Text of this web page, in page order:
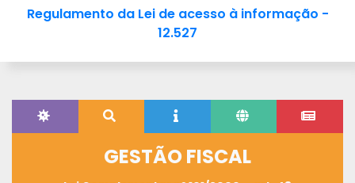
Regulamento da Lei de acesso à informação -
12.527
GESTÃO FISCAL